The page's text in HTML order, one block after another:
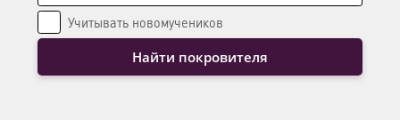
Учитывать новомучеников
Найти покровителя